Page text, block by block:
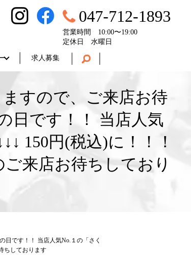
求人募集
047-712-1893
営業時間 10:00〜19:00
定休日 水曜日
すので、ご来店お待
日です！！ 当店人気
150円(税込)に！！！
来店お待ちしており
日です！！ 当店人気No.１の「さく
ちしております